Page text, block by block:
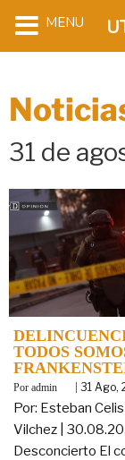
31 de
TODOS
By admin 31 Ago,
Por: Esteban Celis
Vilchez |
Desconcierto El
MENU